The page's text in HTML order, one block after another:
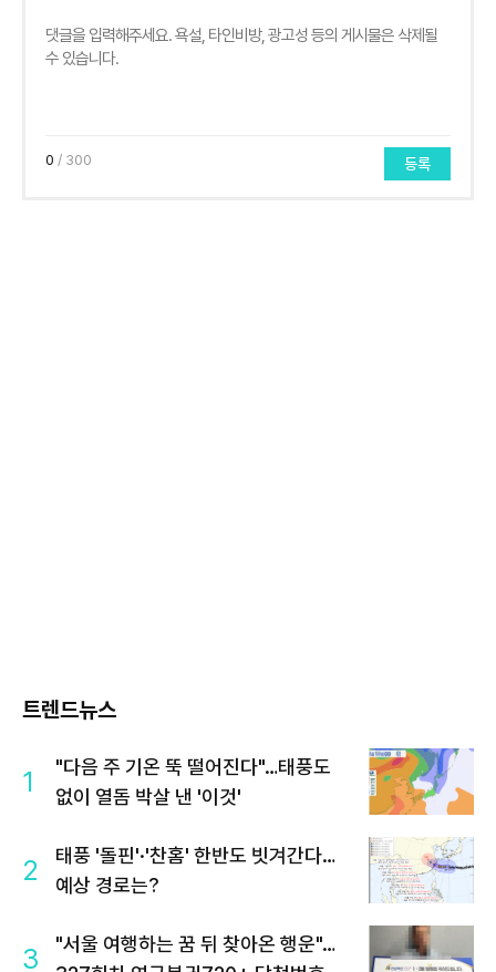
0 / 300 등록
트렌드뉴스
1
"다음 주 기온 뚝 떨어진다"…태풍도
없이 열돔 박살 낸 '이것'
2
태풍 '돌핀'·'찬홈' 한반도 빗겨간다…
예상 경로는?
3
"서울 여행하는 꿈 뒤 찾아온 행운"…